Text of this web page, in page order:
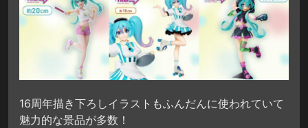
16周年描き下ろしイラストもふんだんに使われていて
魅力的な景品が多数！